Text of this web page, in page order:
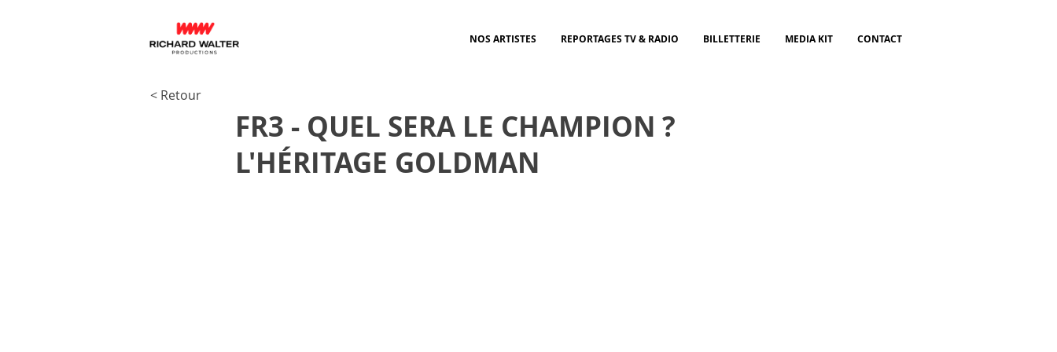
NOS ARTISTES REPORTAGES TV & RADIO BILLETTERIE MEDIA KIT CONTACT
< Retour
FR3 - QUEL SERA LE CHAMPION ?
L'HÉRITAGE GOLDMAN